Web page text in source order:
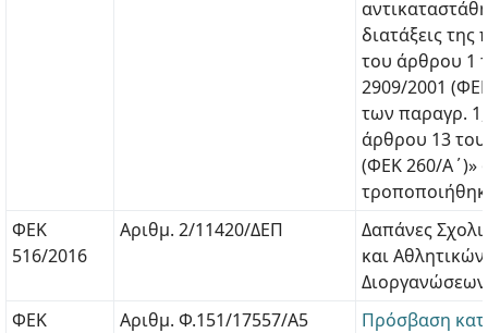
διατάξεις
του άρθρου 1
2909/2001
των παραγρ. 1,
άρθρου 13
(ΦΕΚ 260/Α΄)»
ΦΕΚ
516/2016
Αριθμ. 2/11420/ΔΕΠ
Δαπάνες
και Αθλητικών
ΦΕΚ
Αριθμ. Φ.151/17557/Α5
Πρόσβαση